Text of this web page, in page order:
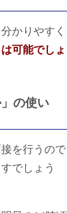
かりやすく
可能でしょ
の使い
を行うので
でしょう